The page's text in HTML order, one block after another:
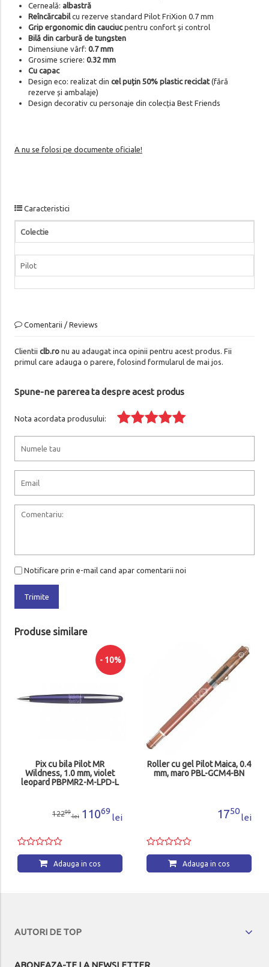
Cerneală: albastră
Reîncărcabil cu rezerve standard Pilot FriXion 0.7 mm
Grip ergonomic din cauciucpentru confort și control
Bilă din carbură de tungsten
Dimensiune vârf: 0.7 mm
Grosime scriere: 0.32 mm
Cu capac
Design eco: realizat din cel puțin 50% plastic reciclat(fără
rezerve și ambalaje)
Design decorativ cu personaje din colecția Best Friends
A nu se folosi pe documente oficiale!
Caracteristici
Colectie
Pilot
Comentarii / Reviews
Clientii clb.ronu au adaugat inca opinii pentru acest produs. Fii
primul care adauga o parere, folosind formularul de mai jos.
Spune-ne parerea ta despre acest produs
Nota acordata produsului:
Notificare prin e-mail cand apar comentarii noi
Trimite
Produse similare
- 10%
Pix cu bila Pilot MR
Wildness, 1.0 mm, violet
leopard PBPMR2-M-LPD-L
12299
lei 11069
lei
Adauga in cos
Roller cu gel Pilot Maica, 0.4
mm, maro PBL-GCM4-BN
1750
lei
Adauga in cos
AUTORI DE TOP